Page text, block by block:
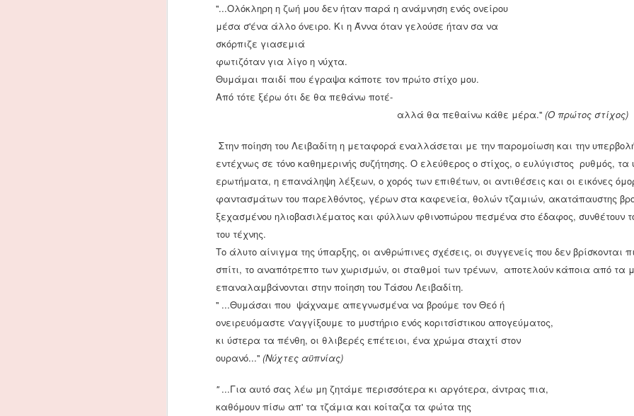
''...Ολόκληρη η ζωή μου δεν ήταν παρά η ανάμνηση ενός ονείρου
μέσα σ'ένα άλλο όνειρο. Κι η Άννα όταν γελούσε ήταν σα να
σκόρπιζε γιασεμιά
φωτιζόταν για λίγο η νύχτα.
Θυμάμαι παιδί που έγραψα κάποτε τον πρώτο στίχο μου.
Από τότε ξέρω ότι δε θα πεθάνω ποτέ-
αλλά θα πεθαίνω κάθε μέρα.'' (Ο πρώτος στίχος)
Στην ποίηση του Λειβαδίτη η μεταφορά εναλλάσεται με την παρομοίωση και την
εντέχνως σε τόνο καθημερινής συζήτησης. Ο ελεύθερος ο στίχος, ο ευλύγιστος ρυθμός,
ερωτήματα, η επανάληψη λέξεων, ο χορός των επιθέτων, οι αντιθέσεις και οι εικόνες
φαντασμάτων του παρελθόντος, γέρων στα καφενεία, θολών τζαμιών, ακατάπαυστης
ξεχασμένου ηλιοβασιλέματος και φύλλων φθινοπώρου πεσμένα στο έδαφος, συνθέτουν το
του τέχνης.
Το άλυτο αίνιγμα της ύπαρξης, οι ανθρώπινες σχέσεις, οι συγγενείς που δεν βρίσκονται
σπίτι, το αναπότρεπτο των χωρισμών, οι σταθμοί των τρένων, αποτελούν κάποια από τα
επαναλαμβάνονται στην ποίηση του Τάσου Λειβαδίτη.
'' ...Θυμάσαι που ψάχναμε απεγνωσμένα να βρούμε τον Θεό ή
ονειρευόμαστε ν'αγγίξουμε το μυστήριο ενός κοριτσίστικου απογεύματος,
κι ύστερα τα πένθη, οι θλιβερές επέτειοι, ένα χρώμα σταχτί στον
ουρανό...'' (Νύχτες αϋπνίας)
''...Για αυτό σας λέω μη ζητάμε περισσότερα κι αργότερα, άντρας πια,
καθόμουν πίσω απ' τα τζάμια και κοίταζα τα φώτα της
αγοραστική αξία της τέχνης της δεν αφορά μόνο στην πώληση
των πραγματικών πινάκων και φωτογραφιών, αλλά και σε
βρεθούν σε σελίδες στο ίντερνετ, σε τουριστικά μαγαζιά, σε
πωλητήρια μουσείων όπως και σε πολλές άλλου είδους
επιχειρήσεις.
3
Ο βενετοκρατούμενος Χάνδακας της Κρήτης (σημερινό
Ηράκλειο), ένας τόπος όπου η μεταβυζαντινή και η δυτική
τέχνη (βενετσιάνικη-αναγεννησιακή) συνυπήρχαν, αποτέλεσε το
γενέθλιο τόπο του Θεοτοκόπουλου το 1541. Από τα
σημαντικότερα και πολυσύχναστα λιμάνια και ένας
αναδυόμενος πνευματικός χώρος, καθώς η δυτική τέχνη
NOV
23
Τα κτήρια του Τσίλερ στην Αθήνα
Ο Έρνστ Τσίλερ (Ernst Moritz Theodor Ziller) γεννήθηκε στο
Ομπερλόσσνιτς, ένα μικρό χωριό της Σαξονίας κοντά στη
Δρέσδη, στις 22 Ιουνίου 1837. Προερχόταν από οικογένεια
κατασκευαστών και ακολουθώντας τον ίδιο δρόμο , σπούδασε
αρχιτεκτονική στην Βασιλική Σχολή Οικοδόμησης στη Δρέσδη